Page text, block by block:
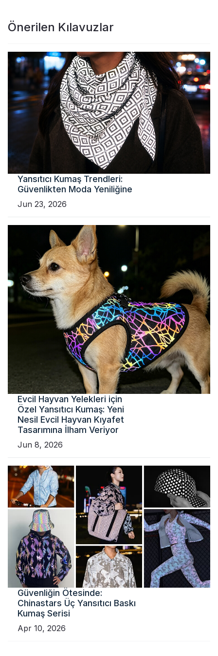
Önerilen Kılavuzlar
Yansıtıcı Kumaş Trendleri:
Güvenlikten Moda Yeniliğine
Jun 23, 2026
Evcil Hayvan Yelekleri için
Özel Yansıtıcı Kumaş: Yeni
Nesil Evcil Hayvan Kıyafet
Tasarımına İlham Veriyor
Jun 8, 2026
Güvenliğin Ötesinde:
Chinastars Üç Yansıtıcı Baskı
Kumaş Serisi
Apr 10, 2026